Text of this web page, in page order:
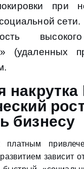
при
сети.
(удаленных
бизнесу
зависит